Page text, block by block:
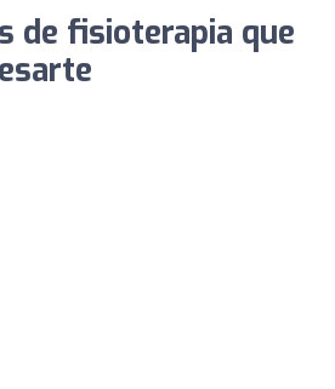
de fisioterapia que